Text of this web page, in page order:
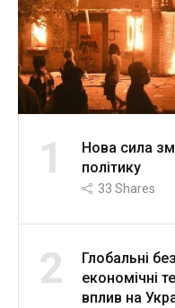
1
Нова сила
політику
33 Shares
2
Глобальні
економічні
вплив на